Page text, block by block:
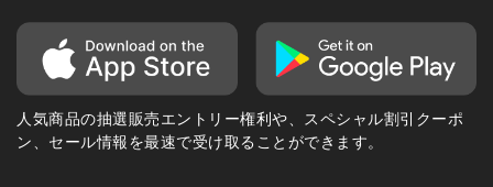
人気商品の抽選販売エントリー権利や、スペシャル割引クーポ
ン、セール情報を最速で受け取ることができます。